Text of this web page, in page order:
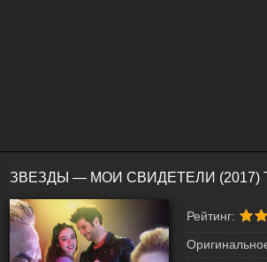
ЗВЕЗДЫ — МОИ СВИДЕТЕЛИ
Рейтинг: